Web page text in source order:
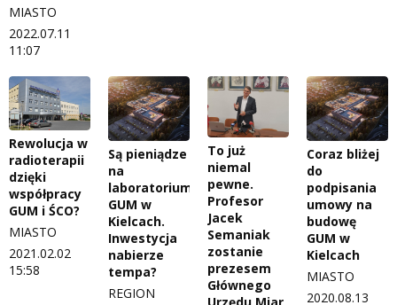
MIASTO
2022.07.11
11:07
Rewolucja w
radioterapii
dzięki
współpracy
GUM i ŚCO?
MIASTO
2021.02.02
15:58
Są pieniądze
na
laboratorium
GUM w
Kielcach.
Inwestycja
nabierze
tempa?
REGION
To już
niemal
pewne.
Profesor
Jacek
Semaniak
zostanie
prezesem
Głównego
Coraz bliżej
do
podpisania
umowy na
budowę
GUM w
Kielcach
MIASTO
2020.08.13